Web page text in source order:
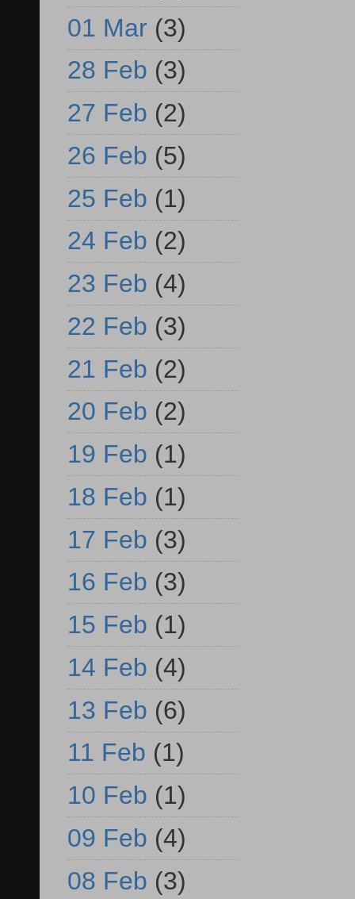
01 Mar (3)
28 Feb (3)
27 Feb (2)
26 Feb (5)
25 Feb (1)
24 Feb (2)
23 Feb (4)
22 Feb (3)
21 Feb (2)
20 Feb (2)
19 Feb (1)
18 Feb (1)
17 Feb (3)
16 Feb (3)
15 Feb (1)
14 Feb (4)
13 Feb (6)
11 Feb (1)
10 Feb (1)
09 Feb (4)
08 Feb (3)